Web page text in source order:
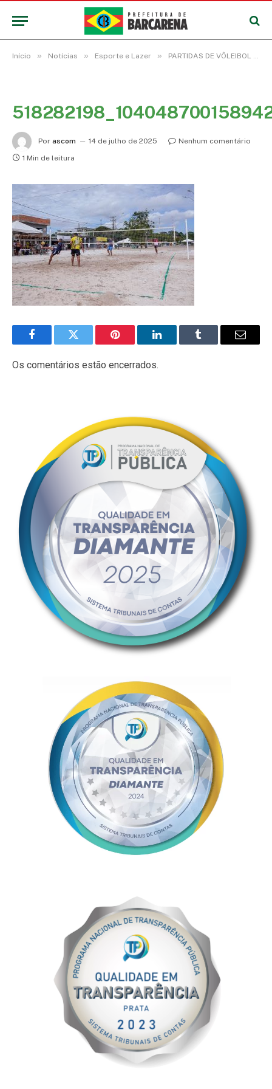
Início » Notícias » Esporte e Lazer » PARTIDAS DE VÔLEIBOL E FUTEVÔLEI MOVIMENTAM A PROGRAMAÇÃO DE VERÃO NA PRAIA DO CARIPI
Por ascom 14 de julho de 2025
Nenhum comentário
1 Min de leitura
FacebookTwitter Pinterest LinkedInTumblr
E-
Os comentários estão encerrados.